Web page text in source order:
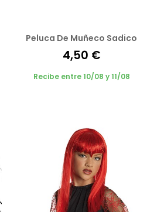
Peluca De Muñeco Sadico
4,50 €
Recibe entre 10/08 y 11/08